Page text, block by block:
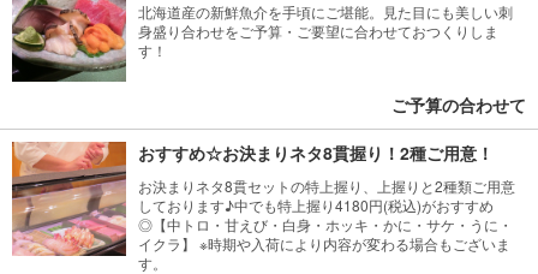
北海道産の新鮮魚介を手頃にご堪能。見た目にも美しい刺
身盛り合わせをご予算・ご要望に合わせておつくりしま
す！
ご予算の合わせて
おすすめ☆お決まりネタ8貫握り！2種ご用意！
お決まりネタ8貫セットの特上握り、上握りと2種類ご用意
しております♪中でも特上握り4180円(税込)がおすすめ
◎【中トロ・甘えび・白身・ホッキ・かに・サケ・うに・
イクラ】 ※時期や入荷により内容が変わる場合もございま
す。